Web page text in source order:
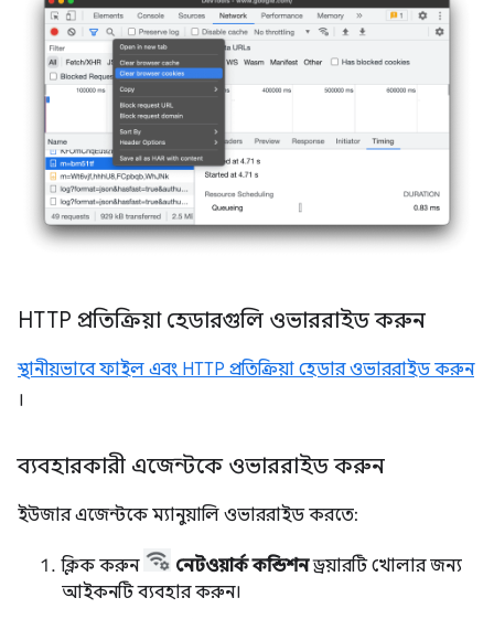
HTTP প্রতিক্রিয়া হেডারগুলি ওভাররাইড করুন
স্থানীয়ভাবে ফাইল এবং HTTP প্রতিক্রিয়া হেডার ওভাররাইড করুন
।
ব্যবহারকারী এজেন্টকে ওভাররাইড করুন
ইউজার এজেন্টকে ম্যানুয়ালি ওভাররাইড করতে:
ক্লিক করুন নেটওয়ার্ক কন্ডিশনড্রয়ারটি খোলার জন্য
আইকনটি ব্যবহার করুন।